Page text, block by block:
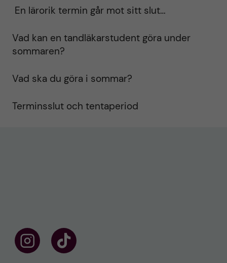
En lärorik termin går mot sitt slut…
Vad kan en tandläkarstudent göra under
sommaren?
Vad ska du göra i sommar?
Terminsslut och tentaperiod
F F